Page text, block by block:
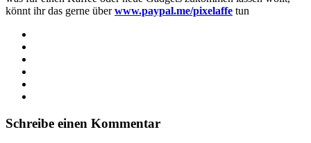
könnt ihr das gerne überwww.paypal.me/pixelaffe tun
Schreibe einen Kommentar